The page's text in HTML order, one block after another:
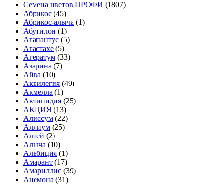
Cемена цветов ПРОФИ (1807)
Абрикос (45)
Абрикос-алыча (1)
Абутилон (1)
Агапантус (5)
Агастахе (5)
Агератум (33)
Азарина (7)
Айва (10)
Аквилегия (49)
Акмелла (1)
Актинидия (25)
АКЦИЯ (13)
Алиссум (22)
Аллиум (25)
Алтей (2)
Алыча (10)
Альбиция (1)
Амарант (17)
Амариллис (39)
Анемона (31)